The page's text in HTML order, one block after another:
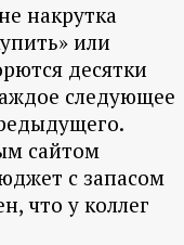
накрутка
или
десятки
следующее
сайтом
с запасом
что у коллег